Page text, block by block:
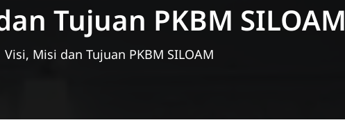
Tujuan PKBM SILOAM
Visi, Misi dan Tujuan PKBM SILOAM